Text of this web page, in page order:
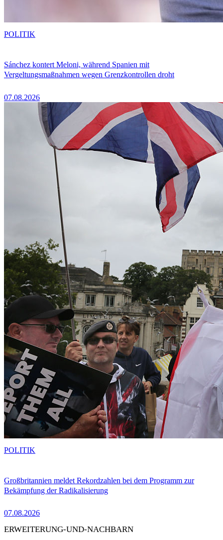
Sánchez kontert Meloni, während Spanien mit
Vergeltungsmaßnahmen wegen Grenzkontrollen droht
07.08.2026
POLITIK
Großbritannien meldet Rekordzahlen bei dem Programm zur
Bekämpfung der Radikalisierung
07.08.2026
POLITIK
ERWEITERUNG-UND-NACHBARN